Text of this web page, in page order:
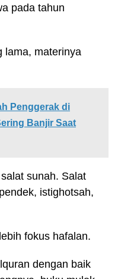
pada tahun
lama, materinya
Penggerak di
Banjir Saat
sunah. Salat
istighotsah,
fokus hafalan.
dengan baik